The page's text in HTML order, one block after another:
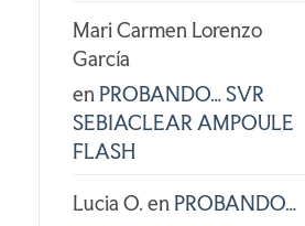
Mari Carmen Lorenzo
García
en PROBANDO… SVR
SEBIACLEAR AMPOULE
FLASH
Lucia O. en PROBANDO…